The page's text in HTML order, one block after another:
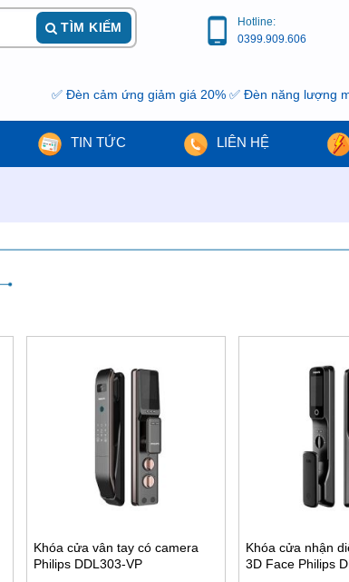
TÌM KIẾM
Hotline:
0399.909.606
✅ Đèn cảm ứng giảm giá 20% ✅ Đèn năng lượng
TIN TỨC LIÊN HỆ
Khóa cửa vân tay có camera
Philips DDL303-VP
Khóa cửa nhận
3D Face Philips